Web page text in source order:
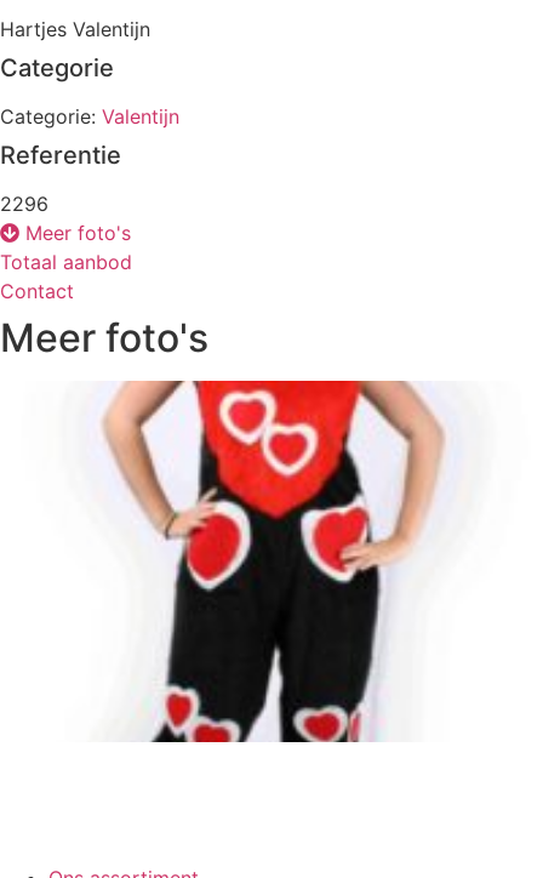
Hartjes Valentijn
Categorie
Categorie: Valentijn
Referentie
2296
Meer foto's
Totaal aanbod
Contact
Meer foto's